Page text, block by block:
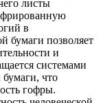
листы
в
бумаги позволяет
и
системами
бумаги, что
гофры.